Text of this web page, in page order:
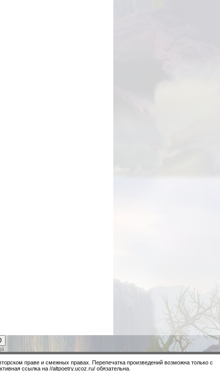
праве и смежных правах. Перепечатка произведений возможна только с
ссылка на //altpoetry.ucoz.ru/ обязательна.